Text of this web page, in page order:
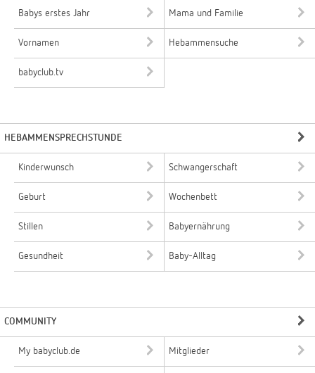
Babys erstes Jahr Mama und Familie
Vornamen Hebammensuche
babyclub.tv
HEBAMMENSPRECHSTUNDE
Kinderwunsch Schwangerschaft
Geburt Wochenbett
Stillen Babyernährung
Gesundheit Baby-Alltag
COMMUNITY
My babyclub.de Mitglieder